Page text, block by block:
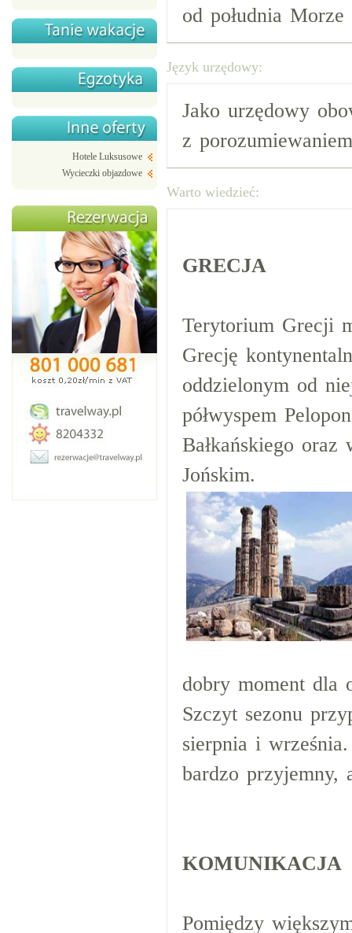
Hotele Luksusowe
Wycieczki objazdowe
od południa
Język urzędowy:
Jako urzędowy
z
Warto wiedzieć:
GRECJA
Terytorium Grecji
Grecję
oddzielonym od
półwyspem
Bałkańskiego
Jońskim.
dobry moment dla
Szczyt sezonu
sierpnia i
bardzo przyjemny,
KOMUNIKACJA
Pomiędzy